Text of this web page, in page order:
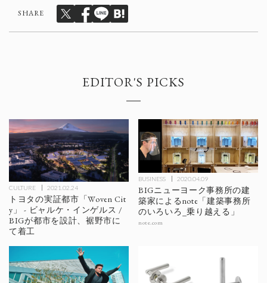
SHARE
EDITOR'S PICKS
CULTURE 2021.02.24
トヨタの実証都市「Woven Cit
y」 - ビャルケ・インゲルス /
BIGが都市を設計、裾野市に
て着工
BUSINESS 2020.04.09
BIGニューヨーク事務所の建
築家によるnote「建築事務所
のいろいろ_乗り越える」
note.com